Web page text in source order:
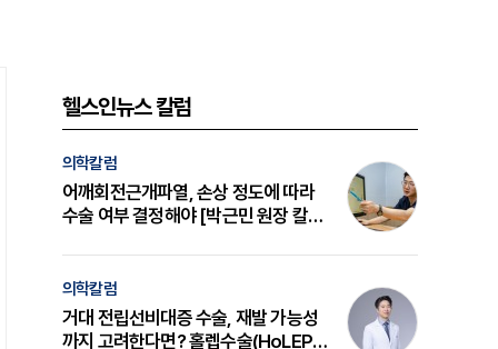
헬스인뉴스 칼럼
의학칼럼
어깨회전근개파열, 손상 정도에 따라
수술 여부 결정해야 [박근민 원장 칼
의학칼럼
거대 전립선비대증 수술, 재발 가능성
까지 고려한다면? 홀렙수술(HoLEP)